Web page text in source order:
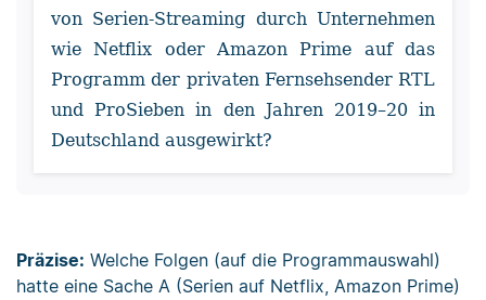
von Serien-Streaming durch Unternehmen
wie Netflix oder Amazon Prime auf das
Programm der privaten Fernsehsender RTL
und ProSieben in den Jahren 2019–20 in
Deutschland ausgewirkt?
Präzise: Welche Folgen (auf die Programmauswahl)
hatte eine Sache A (Serien auf Netflix, Amazon Prime)